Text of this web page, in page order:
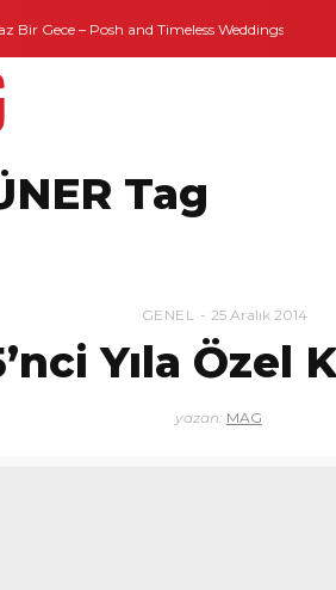
Gece – Posh and Timeless Weddings
Tag
GENEL 25 Aralık 2014
Yıla Özel
yazan: MAG